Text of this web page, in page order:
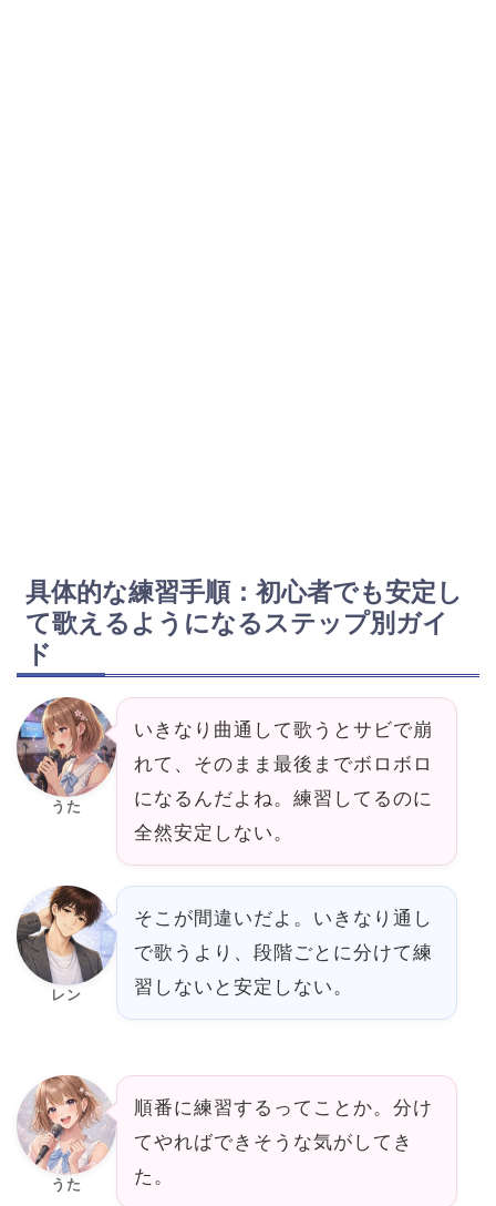
具体的な練習手順：初心者でも安定し
て歌えるようになるステップ別ガイ
ド
うた
いきなり曲通して歌うとサビで崩
れて、そのまま最後までボロボロ
になるんだよね。練習してるのに
全然安定しない。
レン
そこが間違いだよ。いきなり通し
で歌うより、段階ごとに分けて練
習しないと安定しない。
うた
順番に練習するってことか。分け
てやればできそうな気がしてき
た。